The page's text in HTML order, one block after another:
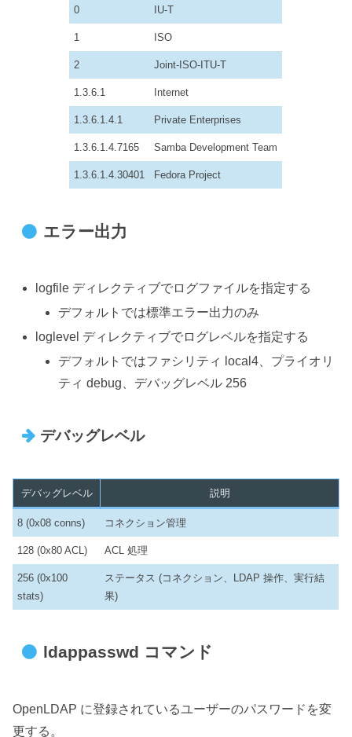
0 IU-T
1 ISO
2 Joint-ISO-ITU-T
1.3.6.1 Internet
1.3.6.1.4.1 Private Enterprises
1.3.6.1.4.7165 Samba Development Team
1.3.6.1.4.30401 Fedora Project
エラー出力
logfile ディレクティブでログファイルを指定する
デフォルトでは標準エラー出力のみ
loglevel ディレクティブでログレベルを指定する
デフォルトではファシリティ local4、プライオリ
ティ debug、デバッグレベル 256
デバッグレベル
デバッグレベル 説明
8 (0x08 conns) コネクション管理
128 (0x80 ACL) ACL 処理
256 (0x100
stats)
ステータス (コネクション、LDAP 操作、実行結
果)
ldappasswd コマンド
OpenLDAP に登録されているユーザーのパスワードを変
更する。